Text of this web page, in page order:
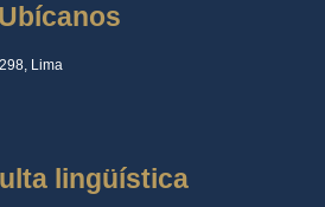
Ubícanos
Lima
lingüística